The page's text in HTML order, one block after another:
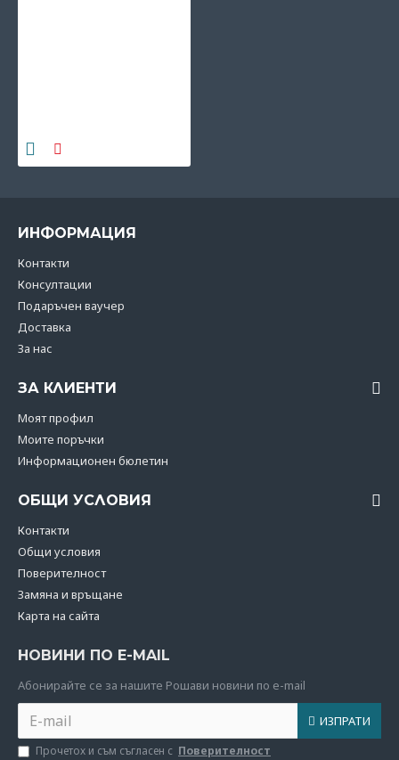
ИНФОРМАЦИЯ
Контакти
Консултации
Подаръчен ваучер
Доставка
За нас
ЗА КЛИЕНТИ
Моят профил
Моите поръчки
Информационен бюлетин
ОБЩИ УСЛОВИЯ
Контакти
Общи условия
Поверителност
Замяна и връщане
Карта на сайта
НОВИНИ ПО E-MAIL
Абoнирайте се за нашите Рошави новини по e-mail
ИЗПРАТИ
Прочетох и съм съгласен с Поверителност